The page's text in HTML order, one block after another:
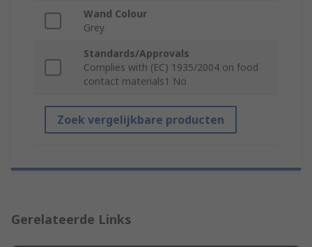
Wand Colour
Grey
Standards/Approvals
Complies with (EC) 1935/2004 on food
contact materials1 No
Zoek vergelijkbare producten
Gerelateerde Links